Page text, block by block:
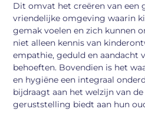
Dit omvat het creëren van een
vriendelijke omgeving waarin
gemak voelen en zich kunnen
niet alleen kennis van
empathie, geduld en aandacht
behoeften. Bovendien is het
en hygiëne een integraal
bijdraagt aan het welzijn van
geruststelling biedt aan hun